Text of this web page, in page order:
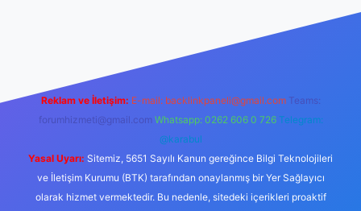
Reklam ve İletişim: E-mail: backlinkpaneli@gmail.com Teams:
forumhizmeti@gmail.com Whatsapp: 0262 606 0 726 Telegram:
@karabul
Yasal Uyarı: Sitemiz, 5651 Sayılı Kanun gereğince Bilgi Teknolojileri
ve İletişim Kurumu (BTK) tarafından onaylanmış bir Yer Sağlayıcı
olarak hizmet vermektedir. Bu nedenle, sitedeki içerikleri proaktif